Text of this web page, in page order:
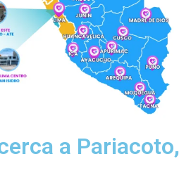
a Pariacoto,